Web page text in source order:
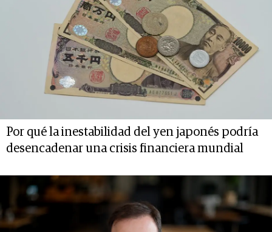
Por qué la inestabilidad del yen japonés podría
desencadenar una crisis financiera mundial